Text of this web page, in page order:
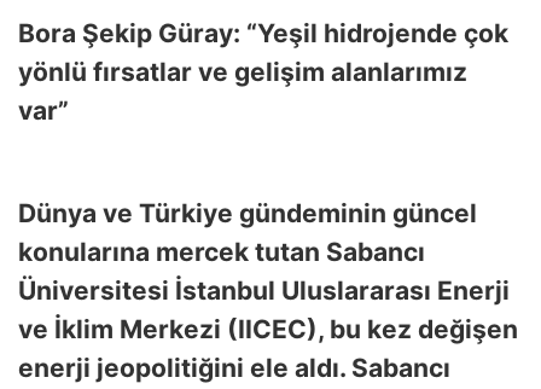
Bora Şekip Güray: “Yeşil hidrojende çok
yönlü fırsatlar ve gelişim alanlarımız
var”
Dünya ve Türkiye gündeminin güncel
konularına mercek tutan Sabancı
Üniversitesi İstanbul Uluslararası Enerji
ve İklim Merkezi (IICEC), bu kez değişen
enerji jeopolitiğini ele aldı. Sabancı